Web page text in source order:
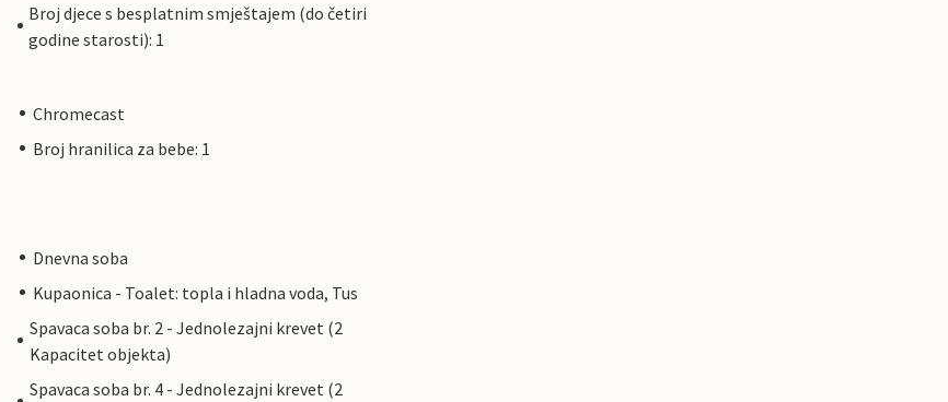
Broj djece s besplatnim smještajem (do četiri
godine starosti): 1
Chromecast
Broj hranilica za bebe: 1
Dnevna soba
Kupaonica - Toalet: topla i hladna voda, Tus
Spavaca soba br. 2 - Jednolezajni krevet (2
Kapacitet objekta)
Spavaca soba br. 4 - Jednolezajni krevet (2